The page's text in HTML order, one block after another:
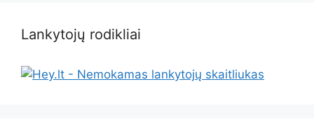
Lankytojų rodikliai